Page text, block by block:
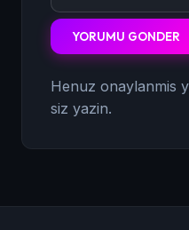
YORUMU GONDER
Henuz onaylanmis
siz yazin.